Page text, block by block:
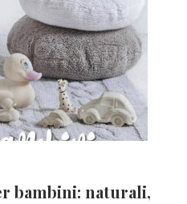
bambini: naturali,